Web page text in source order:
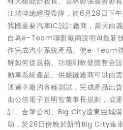
江瑞坤總經理帶隊，於6月28日下
我國重要汽車IC設計廠商，當天由
自為e-Team聯盟廠商說明AI最新
作完成汽車系統產品。使e-Team
解如何從規格、功能到軟硬體整合
動車系統產品。供應鏈廠商可以由
通過車廠的各種測試，完成產品出
由公信電子宣明智董事長規劃，成
計、合擎公司、Big City遠東巨城
助，於28日傍晚於新竹Big City遠